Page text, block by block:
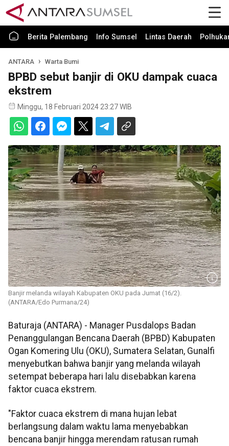
Berita Palembang Info Sumsel Lintas Daerah
ANTARA Warta Bumi
BPBD sebut banjir di OKU dampak cuaca
ekstrem
Minggu, 18 Februari 2024 23:27 WIB
Banjir melanda wilayah Kabupaten OKU pada Jumat (16/2).
(ANTARA/Edo Purmana/24)
Baturaja (ANTARA) - Manager Pusdalops Badan
Penanggulangan Bencana Daerah (BPBD) Kabupaten
Ogan Komering Ulu (OKU), Sumatera Selatan, Gunalfi
menyebutkan bahwa banjir yang melanda wilayah
setempat beberapa hari lalu disebabkan karena
faktor cuaca ekstrem.
"Faktor cuaca ekstrem di mana hujan lebat
berlangsung dalam waktu lama menyebabkan
bencana banjir hingga merendam ratusan rumah